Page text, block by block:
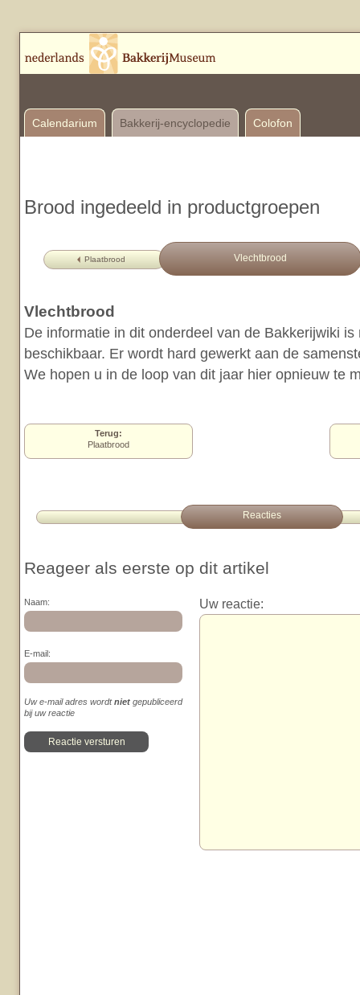
Calendarium Bakkerij-encyclopedie Colofon
Brood ingedeeld in productgroepen
Plaatbrood Vlechtbrood
Vlechtbrood
De informatie in dit onderdeel van de Bakkerijwiki
beschikbaar. Er wordt hard gewerkt aan de
We hopen u in de loop van dit jaar hier opnieuw te
Terug:
Plaatbrood
Reacties
Reageer als eerste op dit artikel
Naam:
E-mail:
Uw e-mail adres wordtniet gepubliceerd
bij uw reactie
Uw reactie: